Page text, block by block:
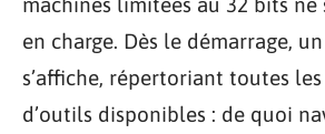
en charge. Dès le démarrage,
s’affiche, répertoriant toutes
d’outils disponibles : de quoi